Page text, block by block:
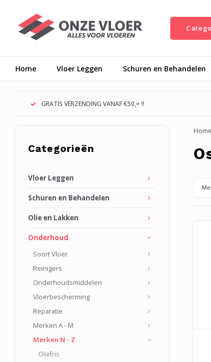
Home Vloer Leggen Schuren en Behandelen
GRATIS VERZENDING VANAF €50,= !!
Categorieën
Vloer Leggen
Schuren en Behandelen
Olie en Lakken
Onderhoud
Soort Vloer
Reinigers
Onderhoudsmiddelen
Vloerbescherming
Reparatie
Merken A - M
Merken N - Z
Oliefris
Home